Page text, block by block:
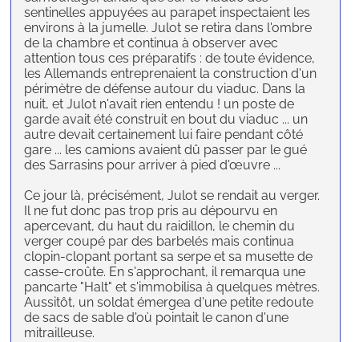
sentinelles appuyées au parapet inspectaient les
environs à la jumelle. Julot se retira dans l'ombre
de la chambre et continua à observer avec
attention tous ces préparatifs : de toute évidence,
les Allemands entreprenaient la construction d'un
périmètre de défense autour du viaduc. Dans la
nuit, et Julot n'avait rien entendu ! un poste de
garde avait été construit en bout du viaduc ... un
autre devait certainement lui faire pendant côté
gare ... les camions avaient dû passer par le gué
des Sarrasins pour arriver à pied d'œuvre ...
Ce jour là, précisément, Julot se rendait au verger.
Il ne fut donc pas trop pris au dépourvu en
apercevant, du haut du raidillon, le chemin du
verger coupé par des barbelés mais continua
clopin-clopant portant sa serpe et sa musette de
casse-croûte. En s'approchant, il remarqua une
pancarte "Halt" et s'immobilisa à quelques mètres.
Aussitôt, un soldat émergea d'une petite redoute
de sacs de sable d'où pointait le canon d'une
mitrailleuse.